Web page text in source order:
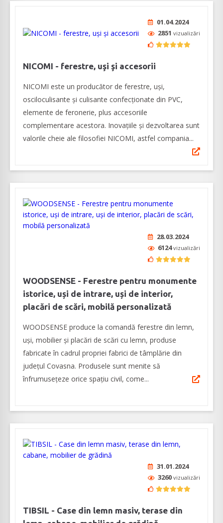
01.04.2024
2851 vizualizări
NICOMI - ferestre, uşi şi accesorii
NICOMI este un producător de ferestre, uși,
osciloculisante și culisante confecționate din PVC,
elemente de feronerie, plus accesoriile
complementare acestora. Inovațiile și dezvoltarea sunt
valorile cheie ale filosofiei NICOMI, astfel compania...
28.03.2024
6124vizualizări
WOODSENSE - Ferestre pentru monumente
istorice, uși de intrare, uși de interior,
placări de scări, mobilă personalizată
WOODSENSE produce la comandă ferestre din lemn,
uși, mobilier și placări de scări cu lemn, produse
fabricate în cadrul propriei fabrici de tâmplărie din
județul Covasna. Produsele sunt menite să
înfrumusețeze orice spațiu civil, come...
31.01.2024
3260 vizualizări
TIBSIL - Case din lemn masiv, terase din